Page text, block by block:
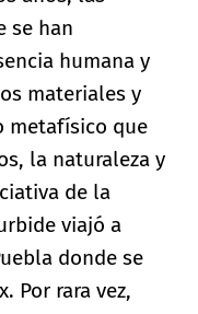
se han
humana y
materiales y
metafísico que
la naturaleza y
de la
viajó a
donde se
Por rara vez,